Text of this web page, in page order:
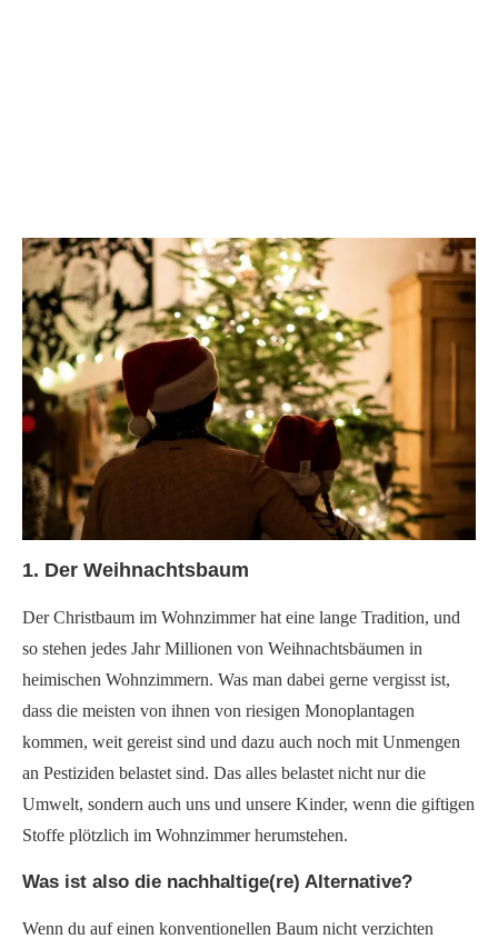
1. Der Weihnachtsbaum
Der Christbaum im Wohnzimmer hat eine lange Tradition, und
so stehen jedes Jahr Millionen von Weihnachtsbäumen in
heimischen Wohnzimmern. Was man dabei gerne vergisst ist,
dass die meisten von ihnen von riesigen Monoplantagen
kommen, weit gereist sind und dazu auch noch mit Unmengen
an Pestiziden belastet sind. Das alles belastet nicht nur die
Umwelt, sondern auch uns und unsere Kinder, wenn die giftigen
Stoffe plötzlich im Wohnzimmer herumstehen.
Was ist also die nachhaltige(re) Alternative?
Wenn du auf einen konventionellen Baum nicht verzichten